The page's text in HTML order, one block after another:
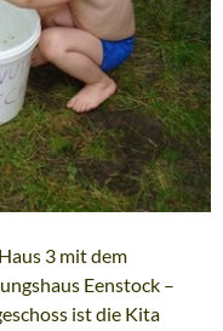
3 mit dem
Eenstock –
ist die Kita